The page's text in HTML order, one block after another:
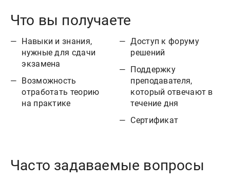
Что вы получаете
Навыки и знания,
нужные для сдачи
экзамена
Возможность
отработать теорию
на практике
Доступ к форуму
решений
Поддержку
преподавателя,
который отвечают в
течение дня
Сертификат
Часто задаваемые вопросы